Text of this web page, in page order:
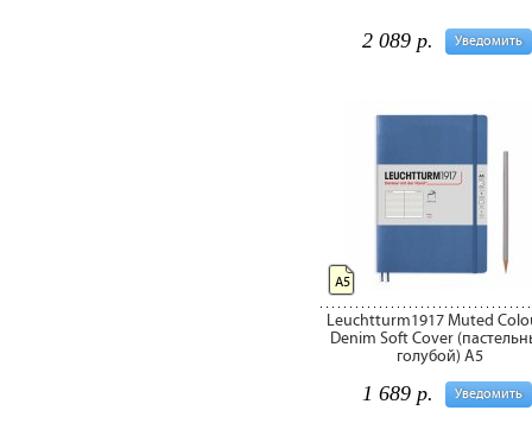
Уведомить
2 089 р.
Leuchtturm1917 Muted
Denim Soft Cover
голубой) А5
Уведомить
1 689 р.
А5